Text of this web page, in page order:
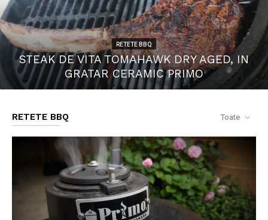
RETETE BBQ
STEAK DE VITA TOMAHAWK DRY AGED, IN
GRATAR CERAMIC PRIMO
RETETE BBQ Toate